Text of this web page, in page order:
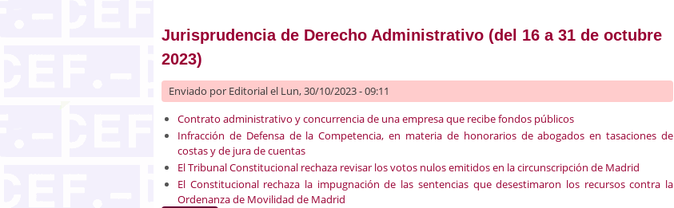
Jurisprudencia de Derecho Administrativo (del 16 a 31 de octubre
2023)
Enviado por Editorialel Lun, 30/10/2023 - 09:11
Contrato administrativo y concurrencia de una empresa que recibe fondos públicos
Infracción de Defensa de la Competencia, en materia de honorarios de abogados en tasaciones de
costas y de jura de cuentas
El Tribunal Constitucional rechaza revisar los votos nulos emitidos en la circunscripción de Madrid
El Constitucional rechaza la impugnación de las sentencias que desestimaron los recursos contra la
Ordenanza de Movilidad de Madrid